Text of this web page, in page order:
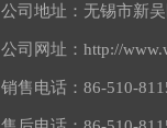
公司地址：无锡市新
公司网址： http://
销售电话： 86-510-